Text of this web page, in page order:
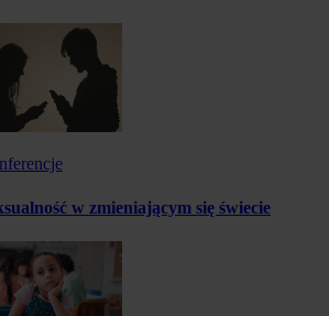
w zmieniającym się świecie